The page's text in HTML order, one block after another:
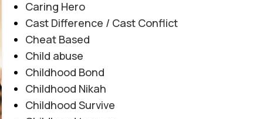
Caring Hero
Cast Difference / Cast Conflict
Cheat Based
Child abuse
Childhood Bond
Childhood Nikah
Childhood Survive